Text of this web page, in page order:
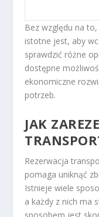
Bez względu na
istotne jest, aby
sprawdzić różne
dostępne
ekonomiczne
potrzeb.
JAK
Rezerwacja
pomaga uniknąć
Istnieje wiele
a każdy z nich ma
sposobem jest